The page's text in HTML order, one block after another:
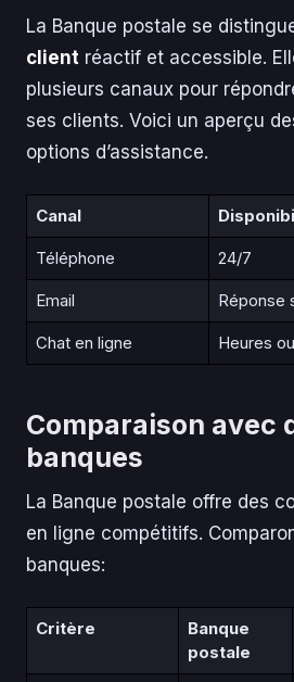
La Banque postale se
client réactif et accessible.
plusieurs canaux pour
ses clients. Voici un aperçu
options d’assistance.
Canal
Téléphone 24/7
Email Réponse
Chat en ligne Heures
Comparaison avec
banques
La Banque postale offre des
en ligne compétitifs.
banques:
Critère
Banque
postale